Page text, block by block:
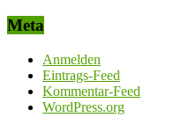
Meta
Anmelden
Eintrags-Feed
Kommentar-Feed
WordPress.org